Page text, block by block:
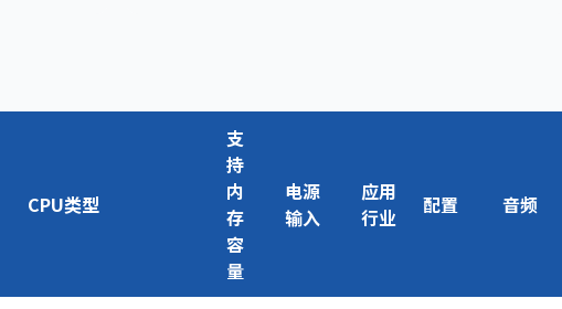
CPU类型
支
持
内
存
容
量
电源
输入
应用
行业
配置 音频